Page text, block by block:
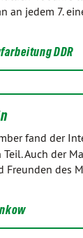
an jedem 7.
DDR
fand der
Auch der
Freunden des